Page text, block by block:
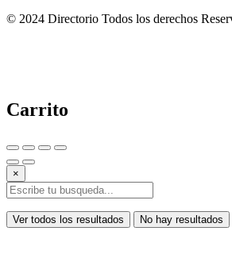
© 2024 Directorio Todos los derechos
Carrito
×
Ver todos los resultados No hay resultados